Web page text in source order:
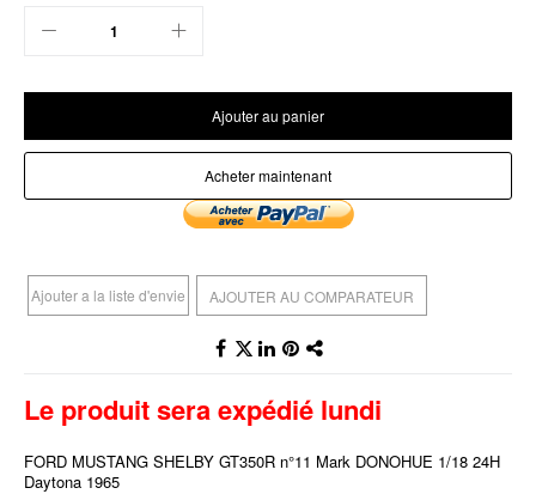
Ajouter au panier
Acheter maintenant
Ajouter a la liste d'envie AJOUTER AU COMPARATEUR
Le produit sera expédié lundi
FORD MUSTANG SHELBY GT350R n°11 Mark DONOHUE 1/18 24H
Daytona 1965